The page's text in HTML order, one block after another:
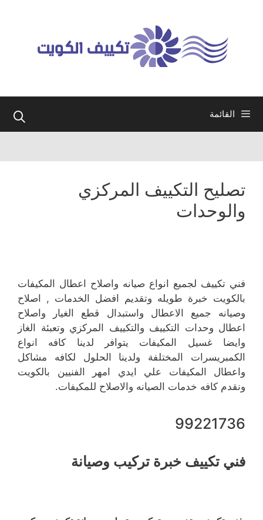
القائمة
تصليح التكييف المركزي
والوحدات
فني تكييف لجميع انواع صيانه واصلاح اعطال المكيفات
بالكويت خبرة طويله وتقديم افضل الخدمات , اصلاح
وصيانه جميع الاعطال واستبدال قطع الغيار واصلاح
اعطال وحدات التكييف والتكييف المركزي وتعبئة الغاز
وايضا غسيل المكيفات يتوافر لدينا كافه انواع
الكمبريسرات المختلفة ولدينا الحلول لكافه مشاكل
واعطال المكيفات علي ايدي امهر الفنيين بالكويت
ونقدم كافه خدمات الصيانه والاصلاح للمكيفات.
99221736
فني تكييف خبرة تركيب وصيانة